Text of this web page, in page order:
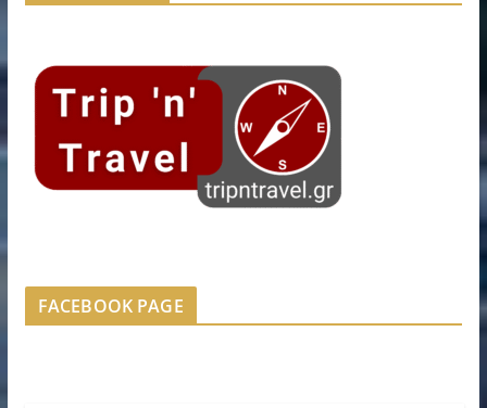
FACEBOOK PAGE